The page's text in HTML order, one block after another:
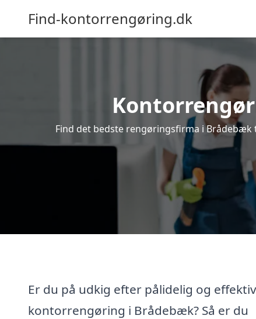
Find-kontorrengøring.dk
Find det bedste rengøringsfirma i
Er du på udkig efter pålidelig og effektiv
kontorrengøring i Brådebæk? Så er du